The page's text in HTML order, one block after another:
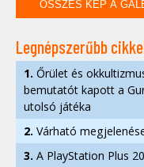
ÖSSZES KÉP A
Legnépszerűbb
1. Őrület és
bemutatót kapott a
utolsó játéka
2. Várható
3. A PlayStation Plus